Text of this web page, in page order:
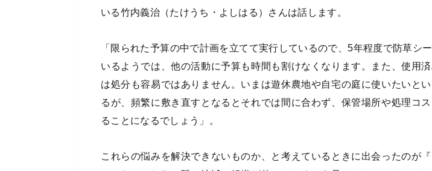
いる竹内義治（たけうち・よしはる）さんは話します。
「限られた予算の中で計画を立てて実行しているので、5年程度で防草シ
いるようでは、他の活動に予算も時間も割けなくなります。また、使用
は処分も容易ではありません。いまは遊休農地や自宅の庭に使いたいと
るが、頻繁に敷き直すとなるとそれでは間に合わず、保管場所や処理コ
ることになるでしょう」。
これらの悩みを解決できないものか、と考えているときに出会ったのが